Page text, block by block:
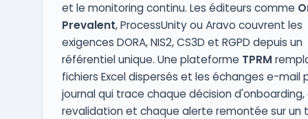
et le monitoring continu. Les éditeurs comme
Prevalent, ProcessUnity ou Aravo couvrent les
exigences DORA, NIS2, CS3D et RGPD depuis un
référentiel unique. Une plateforme TPRM
fichiers Excel dispersés et les échanges e-mail
journal qui trace chaque décision
revalidation et chaque alerte remontée sur un